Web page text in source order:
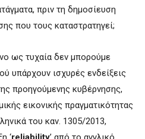
πριν τη δημοσίευση
που τους καταστρατηγεί;
ως τυχαία δεν μπορούμε
υπάρχουν ισχυρές ενδείξεις
προηγούμενης κυβέρνησης,
εικονικής πραγματικότητας
του καν. 1305/2013,